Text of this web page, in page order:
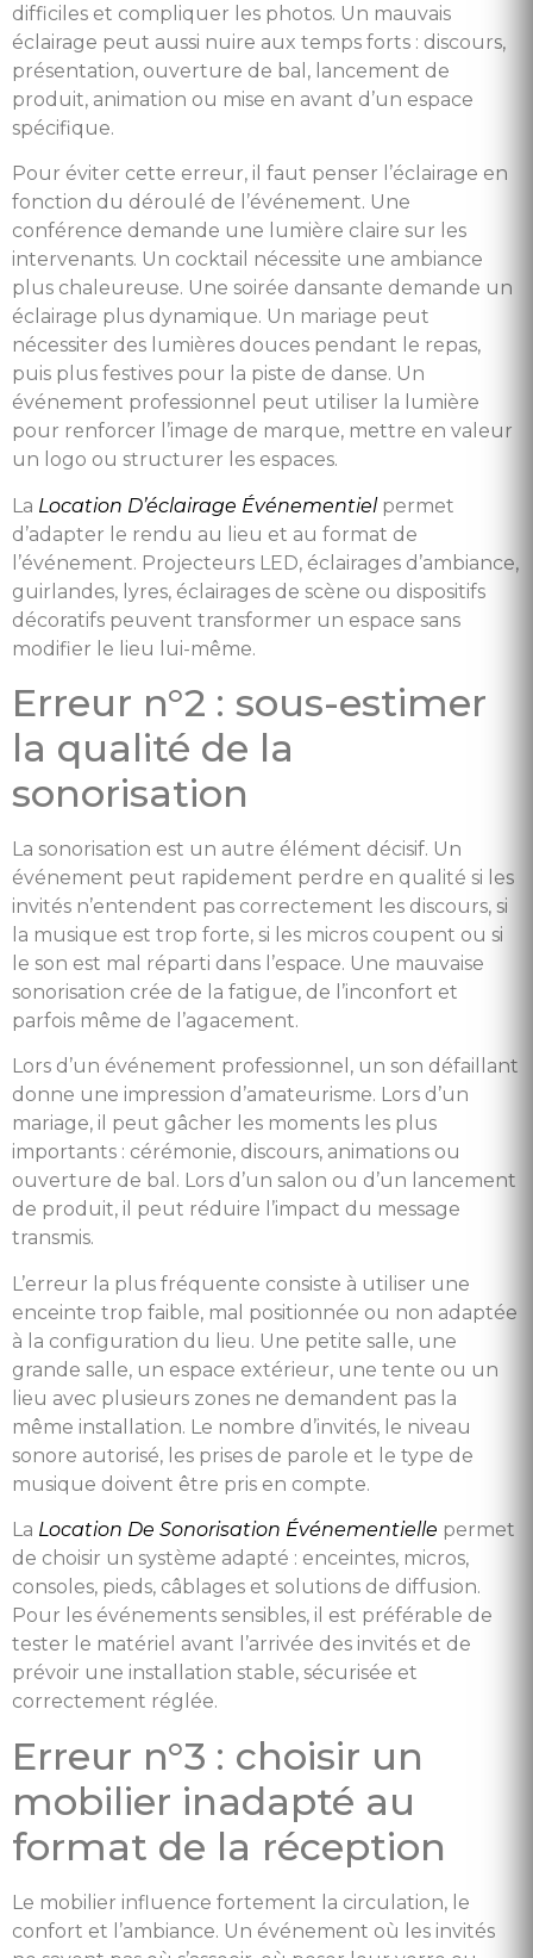
difficiles et compliquer les photos. Un mauvais
éclairage peut aussi nuire aux temps forts : discours,
présentation, ouverture de bal, lancement de
produit, animation ou mise en avant d’un espace
spécifique.
Pour éviter cette erreur, il faut penser l’éclairage en
fonction du déroulé de l’événement. Une
conférence demande une lumière claire sur les
intervenants. Un cocktail nécessite une ambiance
plus chaleureuse. Une soirée dansante demande un
éclairage plus dynamique. Un mariage peut
nécessiter des lumières douces pendant le repas,
puis plus festives pour la piste de danse. Un
événement professionnel peut utiliser la lumière
pour renforcer l’image de marque, mettre en valeur
un logo ou structurer les espaces.
La Location D’éclairage Événementielpermet
d’adapter le rendu au lieu et au format de
l’événement. Projecteurs LED, éclairages d’ambiance,
guirlandes, lyres, éclairages de scène ou dispositifs
décoratifs peuvent transformer un espace sans
modifier le lieu lui-même.
Erreur n°2 : sous-estimer
la qualité de la
sonorisation
La sonorisation est un autre élément décisif. Un
événement peut rapidement perdre en qualité si les
invités n’entendent pas correctement les discours, si
la musique est trop forte, si les micros coupent ou si
le son est mal réparti dans l’espace. Une mauvaise
sonorisation crée de la fatigue, de l’inconfort et
parfois même de l’agacement.
Lors d’un événement professionnel, un son défaillant
donne une impression d’amateurisme. Lors d’un
mariage, il peut gâcher les moments les plus
importants : cérémonie, discours, animations ou
ouverture de bal. Lors d’un salon ou d’un lancement
de produit, il peut réduire l’impact du message
transmis.
L’erreur la plus fréquente consiste à utiliser une
enceinte trop faible, mal positionnée ou non adaptée
à la configuration du lieu. Une petite salle, une
grande salle, un espace extérieur, une tente ou un
lieu avec plusieurs zones ne demandent pas la
même installation. Le nombre d’invités, le niveau
sonore autorisé, les prises de parole et le type de
musique doivent être pris en compte.
La Location De Sonorisation Événementielle permet
de choisir un système adapté : enceintes, micros,
consoles, pieds, câblages et solutions de diffusion.
Pour les événements sensibles, il est préférable de
tester le matériel avant l’arrivée des invités et de
prévoir une installation stable, sécurisée et
correctement réglée.
Erreur n°3 : choisir un
mobilier inadapté au
format de la réception
Le mobilier influence fortement la circulation, le
confort et l’ambiance. Un événement où les invités